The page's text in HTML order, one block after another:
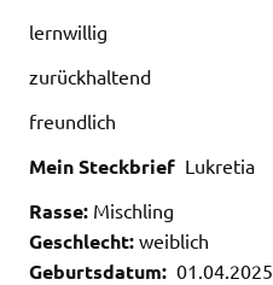
lernwillig
zurückhaltend
freundlich
Mein Steckbrief Lukretia
Rasse: Mischling
Geschlecht: weiblich
Geburtsdatum: 01.04.2025